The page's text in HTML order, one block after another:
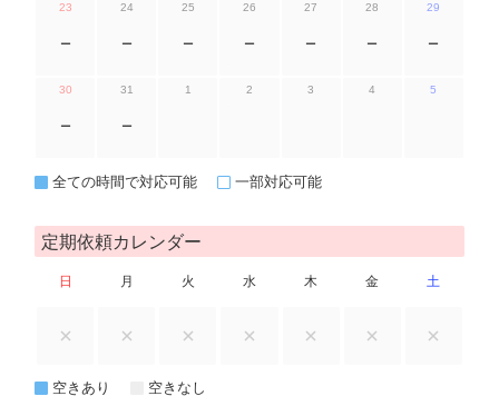
23
ー
24
ー
25
ー
26
ー
27
ー
28
ー
29
ー
30
ー
31
ー
1 2 3 4 5
全ての時間で対応可能 一部対応可能
定期依頼カレンダー
日 月 火 水 木 金 土
空きあり 空きなし